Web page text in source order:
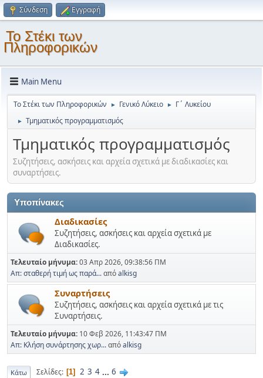
Σύνδεση Εγγραφή
Το Στέκι των
Πληροφορικών
Main Menu
Το Στέκι των Πληροφορικών ► Γενικό Λύκειο ► Γ΄ Λυκείου
► Τμηματικός προγραμματισμός
Τμηματικός προγραμματισμός
Συζητήσεις, ασκήσεις και αρχεία σχετικά με διαδικασίες και
συναρτήσεις.
Υποπίνακες
Διαδικασίες
Συζητήσεις, ασκήσεις και αρχεία σχετικά με
Διαδικασίες.
Τελευταίο μήνυμα:03 Απρ 2026, 09:38:56 ΠΜ
Απ: σταθερή τιμή ως παρά...απόalkisg
Συναρτήσεις
Συζητήσεις, ασκήσεις και αρχεία σχετικά με τις
Συναρτήσεις.
Τελευταίο μήνυμα: 10 Φεβ 2026, 11:43:47 ΠΜ
Απ: Κλήση συνάρτησης χωρ...απόalkisg
Κάτω Σελίδες 1 2 3 4 ... 6